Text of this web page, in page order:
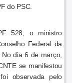
do PSC.
528, o ministro
Federal da
dia 6 de março,
se manifestou
observada pelo